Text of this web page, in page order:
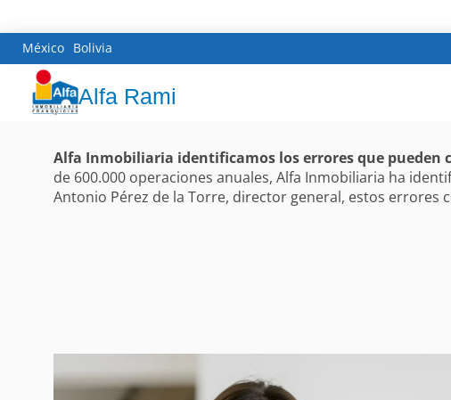
México Bolivia
Alfa Rami
Alfa Inmobiliaria identificamos los errores que
de 600.000 operaciones anuales, Alfa Inmobiliaria ha
Antonio Pérez de la Torre, director general, estos